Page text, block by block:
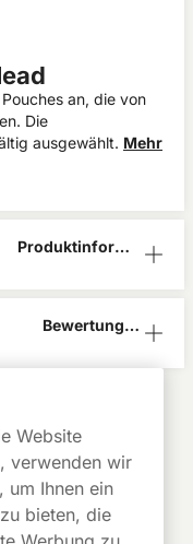
an, die von
Die
ausgewählt. Mehr
Produktinform
Bewertunge
enthält Nikotin, eine
Website
verwenden wir
um Ihnen ein
bieten, die